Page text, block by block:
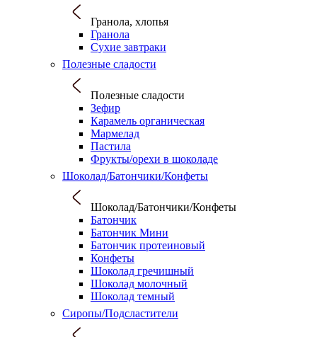
Гранола, хлопья
Гранола
Сухие завтраки
Полезные сладости
Полезные сладости
Зефир
Карамель органическая
Мармелад
Пастила
Фрукты/орехи в шоколаде
Шоколад/Батончики/Конфеты
Шоколад/Батончики/Конфеты
Батончик
Батончик Мини
Батончик протеиновый
Конфеты
Шоколад гречишный
Шоколад молочный
Шоколад темный
Сиропы/Подсластители